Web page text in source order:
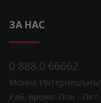
ЗА НАС
0 888 0 66662
Монна
Раб. време: Пoн - Пет